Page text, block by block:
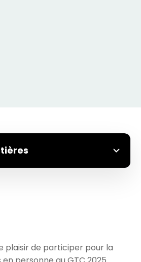
Together AI au GTC
sur l’IA
contenu
plaisir de participer pour la